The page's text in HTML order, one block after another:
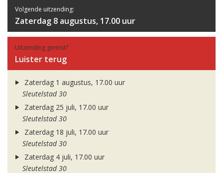
Volgende uitzending:
Zaterdag 8 augustus, 17.00 uur
Uitzending gemist?
Luister terug
Zaterdag 1 augustus, 17.00 uur
Sleutelstad 30
Zaterdag 25 juli, 17.00 uur
Sleutelstad 30
Zaterdag 18 juli, 17.00 uur
Sleutelstad 30
Zaterdag 4 juli, 17.00 uur
Sleutelstad 30